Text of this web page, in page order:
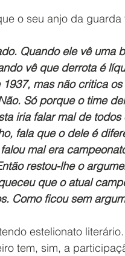
o seu anjo da
Quando ele vê
vê que derrota é
mas não critica
Só porque o time
iria falar mal de
fala que o dele é
mal era
restou-lhe o
que o atual
Como ficou sem
estelionato
tem, sim, a